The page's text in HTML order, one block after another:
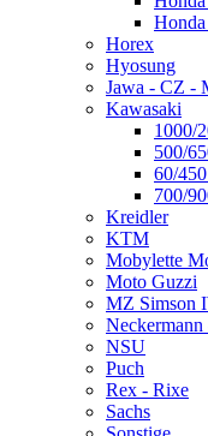
Horex
Hyosung
Jawa - CZ -
Kawasaki
1000/
500/
60/
700/
Kreidler
KTM
Mobylette
Moto Guzzi
MZ Simson
NSU
Puch
Rex - Rixe
Sachs